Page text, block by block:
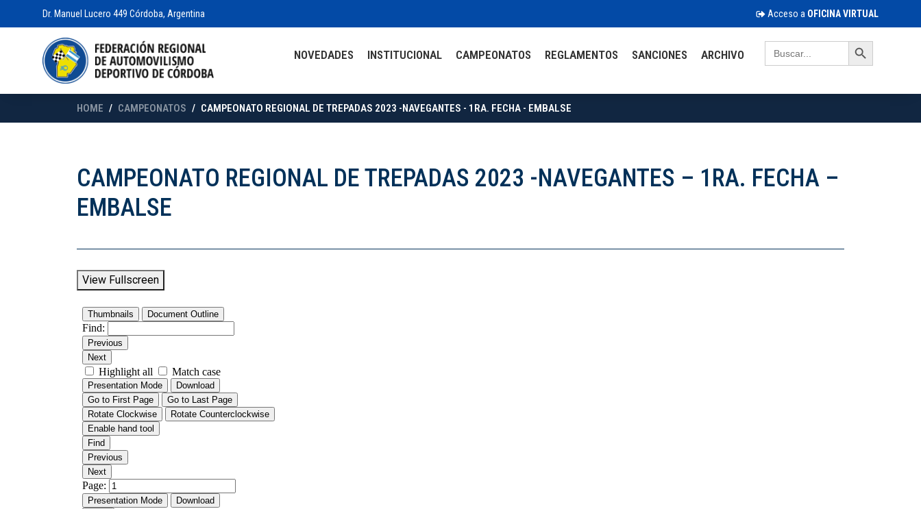
Dr. Manuel Lucero 449 Córdoba, Argentina Acceso a OFICINA VIRTUAL
NOVEDADES INSTITUCIONAL CAMPEONATOS REGLAMENTOS SANCIONES ARCHIVO
Search
for:
Search Button
HOME CAMPEONATOS CAMPEONATO REGIONAL DE TREPADAS 2023 -NAVEGANTES - 1RA. FECHA - EMBALSE
CAMPEONATO REGIONAL DE TREPADAS 2023 -NAVEGANTES – 1RA. FECHA –
EMBALSE
View Fullscreen